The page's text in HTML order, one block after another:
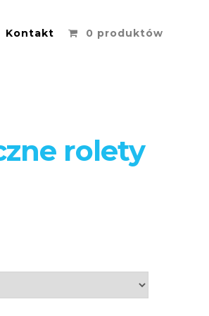
Kontakt 0 produktów
rolety